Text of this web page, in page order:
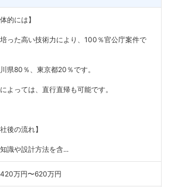
体的には】
った高い技術力により、100％官公庁案件で
県80％、東京都20％です。
よっては、直行直帰も可能です。
社後の流れ】
識や設計方法を含...
万円〜620万円